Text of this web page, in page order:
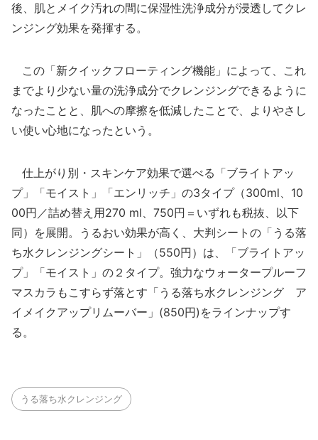
後、肌とメイク汚れの間に保湿性洗浄成分が浸透してクレ
ンジング効果を発揮する。
この「新クイックフローティング機能」によって、これ
までより少ない量の洗浄成分でクレンジングできるように
なったことと、肌への摩擦を低減したことで、よりやさし
い使い心地になったという。
仕上がり別・スキンケア効果で選べる「ブライトアッ
プ」「モイスト」「エンリッチ」の3タイプ（300ml、10
00円／詰め替え用270 ml、750円＝いずれも税抜、以下
同）を展開。うるおい効果が高く、大判シートの「うる落
ち水クレンジングシート」（550円）は、「ブライトアッ
プ」「モイスト」の２タイプ。強力なウォータープルーフ
マスカラもこすらず落とす「うる落ち水クレンジング ア
イメイクアップリムーバー」(850円)をラインナップす
る。
うる落ち水クレンジング